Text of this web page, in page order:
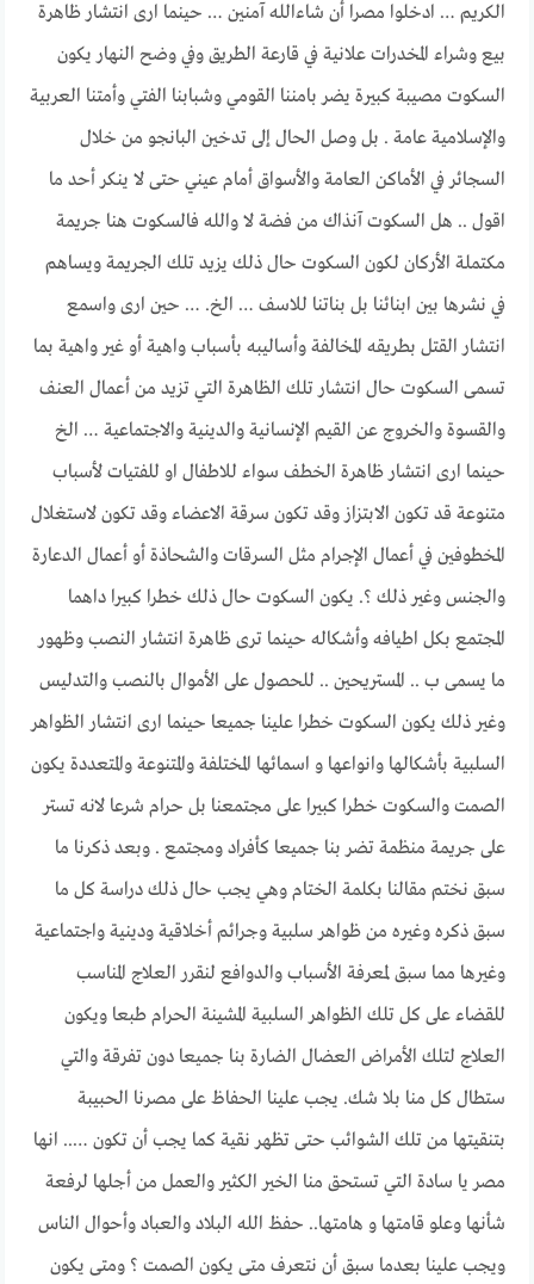
الكريم … ادخلوا مصرا أن شاءالله آمنين … حينما ارى انتشار ظاهرة
بيع وشراء المخدرات علانية في قارعة الطريق وفي وضح النهار يكون
السكوت مصيبة كبيرة يضر بامننا القومي وشبابنا الفتي وأمتنا العربية
والإسلامية عامة . بل وصل الحال إلى تدخين البانجو من خلال
السجائر في الأماكن العامة والأسواق أمام عيني حتى لا ينكر أحد ما
اقول .. هل السكوت آنذاك من فضة لا والله فالسكوت هنا جريمة
مكتملة الأركان لكون السكوت حال ذلك يزيد تلك الجريمة ويساهم
في نشرها بين ابنائنا بل بناتنا للاسف … الخ. … حين ارى واسمع
انتشار القتل بطريقه المخالفة وأساليبه بأسباب واهية أو غير واهية بما
تسمى السكوت حال انتشار تلك الظاهرة التي تزيد من أعمال العنف
والقسوة والخروج عن القيم الإنسانية والدينية والاجتماعية … الخ
حينما ارى انتشار ظاهرة الخطف سواء للاطفال او للفتيات لأسباب
متنوعة قد تكون الابتزاز وقد تكون سرقة الاعضاء وقد تكون لاستغلال
المخطوفين في أعمال الإجرام مثل السرقات والشحاذة أو أعمال الدعارة
والجنس وغير ذلك ؟. يكون السكوت حال ذلك خطرا كبيرا داهما
المجتمع بكل اطيافه وأشكاله حينما ترى ظاهرة انتشار النصب وظهور
ما يسمى ب .. المستريحين .. للحصول على الأموال بالنصب والتدليس
وغير ذلك يكون السكوت خطرا علينا جميعا حينما ارى انتشار الظواهر
السلبية بأشكالها وانواعها و اسمائها المختلفة والمتنوعة والمتعددة يكون
الصمت والسكوت خطرا كبيرا على مجتمعنا بل حرام شرعا لانه تستر
على جريمة منظمة تضر بنا جميعا كأفراد ومجتمع . وبعد ذكرنا ما
سبق نختم مقالنا بكلمة الختام وهي يجب حال ذلك دراسة كل ما
سبق ذكره وغيره من ظواهر سلبية وجرائم أخلاقية ودينية واجتماعية
وغيرها مما سبق لمعرفة الأسباب والدوافع لنقرر العلاج المناسب
للقضاء على كل تلك الظواهر السلبية المشينة الحرام طبعا ويكون
العلاج لتلك الأمراض العضال الضارة بنا جميعا دون تفرقة والتي
ستطال كل منا بلا شك. يجب علينا الحفاظ على مصرنا الحبيبة
بتنقيتها من تلك الشوائب حتى تظهر نقية كما يجب أن تكون ….. انها
مصر يا سادة التي تستحق منا الخير الكثير والعمل من أجلها لرفعة
شأنها وعلو قامتها و هامتها.. حفظ الله البلاد والعباد وأحوال الناس
ويجب علينا بعدما سبق أن نتعرف متى يكون الصمت ؟ ومتى يكون